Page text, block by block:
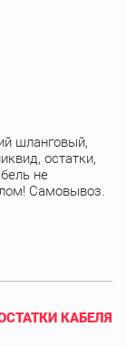
шланговый,
остатки,
не
Самовывоз.
КАБЕЛЯ